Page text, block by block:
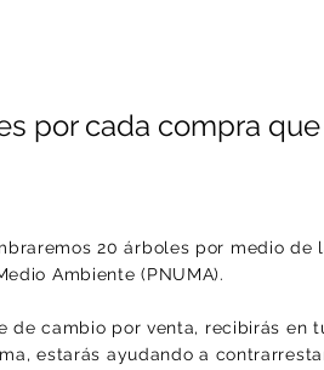
por cada compra
20 árboles por medio
Ambiente (PNUMA).
de cambio por venta, recibirás
estarás ayudando a